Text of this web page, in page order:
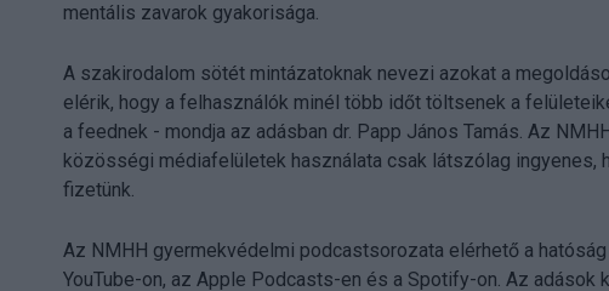
mentális zavarok gyakorisága.
A szakirodalom sötét mintázatoknak nevezi azokat a
elérik, hogy a felhasználók minél több időt töltsenek a
a feednek - mondja az adásban dr. Papp János Tamás. Az
közösségi médiafelületek használata csak látszólag ingyenes,
fizetünk.
Az NMHH gyermekvédelmi podcastsorozata elérhető a
YouTube-on, az Apple Podcasts-en és a Spotify-on. Az